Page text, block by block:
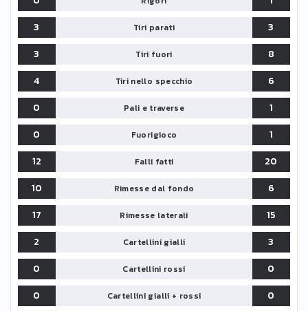
3
Tiri parati
3
3
Tiri fuori
8
4
Tiri nello specchio
6
0
Pali e traverse
1
0
Fuorigioco
1
12
Falli fatti
20
10
Rimesse dal fondo
6
17
Rimesse laterali
15
2
Cartellini gialli
3
0
Cartellini rossi
0
0
Cartellini gialli + rossi
0